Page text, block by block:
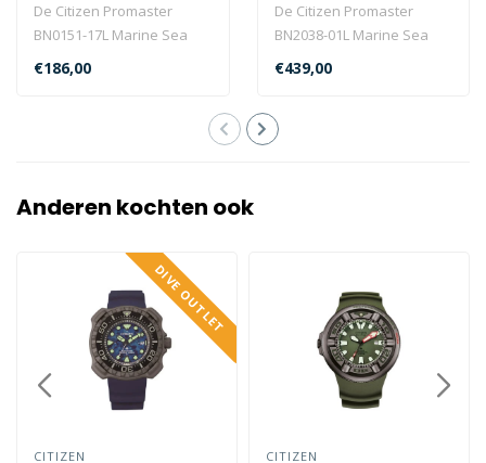
De Citizen Promaster
BN0151-17L Marine Sea
heeft een geschroefde
kastbodem, eenz..
€186,00
De Citizen Promaster
BN2038-01L Marine Sea
heeft een gangreserve
van 330 dagen, ..
€439,00
Anderen kochten ook
DIVE OUTLET
CITIZEN CITIZEN